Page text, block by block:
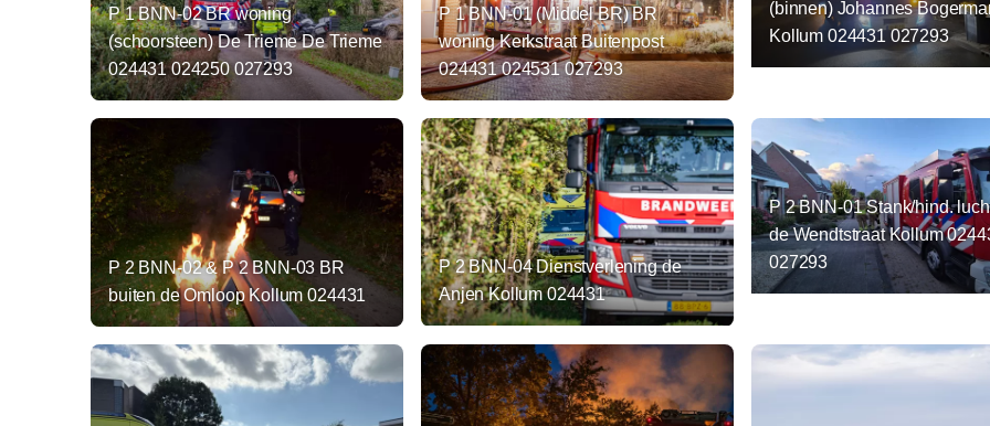
P 1 BNN-02 BR woning
(schoorsteen) De Trieme De Trieme
024431 024250 027293
P 1 BNN-01 (Middel BR) BR
woning Kerkstraat Buitenpost
024431 024531 027293
(binnen) Johannes
Kollum 024431 027293
P 2 BNN-02 & P 2 BNN-03 BR
buiten de Omloop Kollum 024431
P 2 BNN-04 Dienstverlening de
Anjen Kollum 024431
P 2 BNN-01 Stank/hind.
de Wendtstraat Kollum
027293